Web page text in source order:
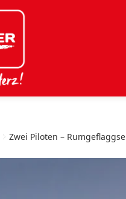
Zwei Piloten – Rumgeflaggse